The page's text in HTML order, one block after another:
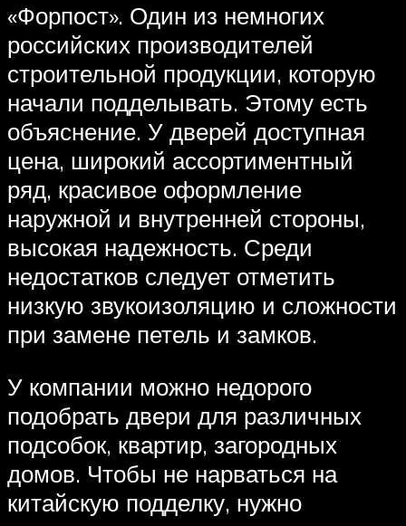
«Форпост». Один из немногих
российских производителей
строительной продукции, которую
начали подделывать. Этому есть
объяснение. У дверей доступная
цена, широкий ассортиментный
ряд, красивое оформление
наружной и внутренней стороны,
высокая надежность. Среди
недостатков следует отметить
низкую звукоизоляцию и сложности
при замене петель и замков.
У компании можно недорого
подобрать двери для различных
подсобок, квартир, загородных
домов. Чтобы не нарваться на
китайскую подделку, нужно